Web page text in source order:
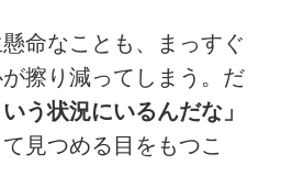
命なことも、まっすぐ
擦り減ってしまう。だ
う状況にいるんだな」
見つめる目をもつこ